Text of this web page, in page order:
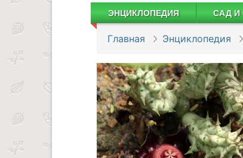
ЭНЦИКЛОПЕДИЯ САД И
Главная Энциклопедия